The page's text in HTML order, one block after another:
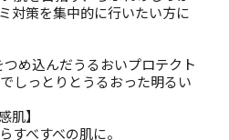
対策を集中的に行いたい方に
め込んだうるおいプロテクト
しっとりとうるおった明るい
肌】
すべすべの肌に。